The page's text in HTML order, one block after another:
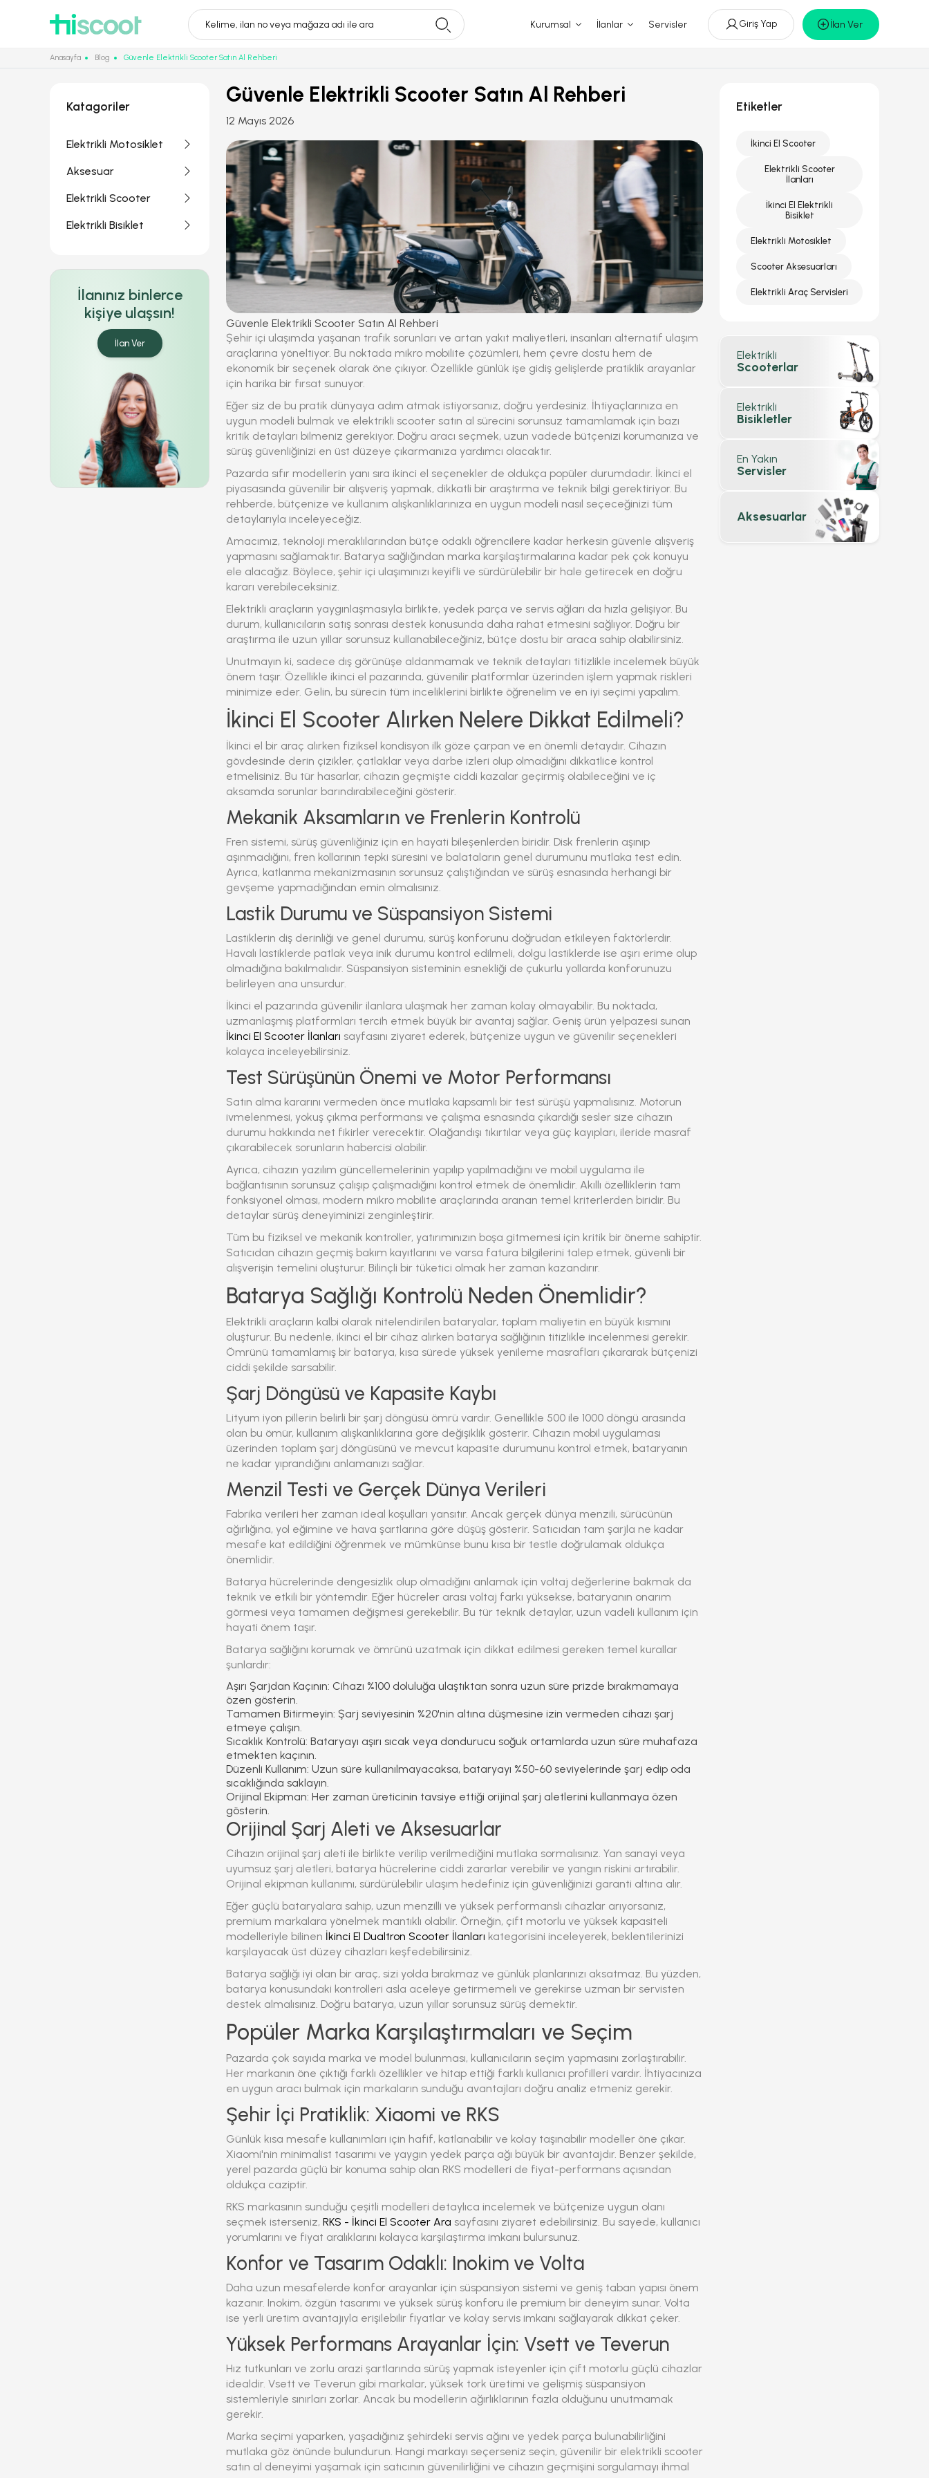
Kelime, ilan no veya mağaza adı ile ara Kurumsal İlanlar Servisler Giriş Yap İlan Ver
Anasayfa Blog Güvenle Elektrikli Scooter Satın Al Rehberi
Katagoriler
Elektrikli Motosiklet
Aksesuar
Elektrikli Scooter
Elektrikli Bisiklet
İlanınız binlerce
kişiye ulaşsın!
İlan Ver
Güvenle Elektrikli Scooter Satın Al Rehberi
12 Mayıs 2026
Güvenle Elektrikli Scooter Satın Al Rehberi
Şehir içi ulaşımda yaşanan trafik sorunları ve artan yakıt maliyetleri, insanları alternatif ulaşım
araçlarına yöneltiyor. Bu noktada mikro mobilite çözümleri, hem çevre dostu hem de
ekonomik bir seçenek olarak öne çıkıyor. Özellikle günlük işe gidiş gelişlerde pratiklik arayanlar
için harika bir fırsat sunuyor.
Eğer siz de bu pratik dünyaya adım atmak istiyorsanız, doğru yerdesiniz. İhtiyaçlarınıza en
uygun modeli bulmak ve elektrikli scooter satın al sürecini sorunsuz tamamlamak için bazı
kritik detayları bilmeniz gerekiyor. Doğru aracı seçmek, uzun vadede bütçenizi korumanıza ve
sürüş güvenliğinizi en üst düzeye çıkarmanıza yardımcı olacaktır.
Pazarda sıfır modellerin yanı sıra ikinci el seçenekler de oldukça popüler durumdadır. İkinci el
piyasasında güvenilir bir alışveriş yapmak, dikkatli bir araştırma ve teknik bilgi gerektiriyor. Bu
rehberde, bütçenize ve kullanım alışkanlıklarınıza en uygun modeli nasıl seçeceğinizi tüm
detaylarıyla inceleyeceğiz.
Amacımız, teknoloji meraklılarından bütçe odaklı öğrencilere kadar herkesin güvenle alışveriş
yapmasını sağlamaktır. Batarya sağlığından marka karşılaştırmalarına kadar pek çok konuyu
ele alacağız. Böylece, şehir içi ulaşımınızı keyifli ve sürdürülebilir bir hale getirecek en doğru
kararı verebileceksiniz.
Elektrikli araçların yaygınlaşmasıyla birlikte, yedek parça ve servis ağları da hızla gelişiyor. Bu
durum, kullanıcıların satış sonrası destek konusunda daha rahat etmesini sağlıyor. Doğru bir
araştırma ile uzun yıllar sorunsuz kullanabileceğiniz, bütçe dostu bir araca sahip olabilirsiniz.
Unutmayın ki, sadece dış görünüşe aldanmamak ve teknik detayları titizlikle incelemek büyük
önem taşır. Özellikle ikinci el pazarında, güvenilir platformlar üzerinden işlem yapmak riskleri
minimize eder. Gelin, bu sürecin tüm inceliklerini birlikte öğrenelim ve en iyi seçimi yapalım.
İkinci El Scooter Alırken Nelere Dikkat Edilmeli?
İkinci el bir araç alırken fiziksel kondisyon ilk göze çarpan ve en önemli detaydır. Cihazın
gövdesinde derin çizikler, çatlaklar veya darbe izleri olup olmadığını dikkatlice kontrol
etmelisiniz. Bu tür hasarlar, cihazın geçmişte ciddi kazalar geçirmiş olabileceğini ve iç
aksamda sorunlar barındırabileceğini gösterir.
Mekanik Aksamların ve Frenlerin Kontrolü
Fren sistemi, sürüş güvenliğiniz için en hayati bileşenlerden biridir. Disk frenlerin aşınıp
aşınmadığını, fren kollarının tepki süresini ve balataların genel durumunu mutlaka test edin.
Ayrıca, katlanma mekanizmasının sorunsuz çalıştığından ve sürüş esnasında herhangi bir
gevşeme yapmadığından emin olmalısınız.
Lastik Durumu ve Süspansiyon Sistemi
Lastiklerin diş derinliği ve genel durumu, sürüş konforunu doğrudan etkileyen faktörlerdir.
Havalı lastiklerde patlak veya inik durumu kontrol edilmeli, dolgu lastiklerde ise aşırı erime olup
olmadığına bakılmalıdır. Süspansiyon sisteminin esnekliği de çukurlu yollarda konforunuzu
belirleyen ana unsurdur.
İkinci el pazarında güvenilir ilanlara ulaşmak her zaman kolay olmayabilir. Bu noktada,
uzmanlaşmış platformları tercih etmek büyük bir avantaj sağlar. Geniş ürün yelpazesi sunan
İkinci El Scooter İlanları sayfasını ziyaret ederek, bütçenize uygun ve güvenilir seçenekleri
kolayca inceleyebilirsiniz.
Test Sürüşünün Önemi ve Motor Performansı
Satın alma kararını vermeden önce mutlaka kapsamlı bir test sürüşü yapmalısınız. Motorun
ivmelenmesi, yokuş çıkma performansı ve çalışma esnasında çıkardığı sesler size cihazın
durumu hakkında net fikirler verecektir. Olağandışı tıkırtılar veya güç kayıpları, ileride masraf
çıkarabilecek sorunların habercisi olabilir.
Ayrıca, cihazın yazılım güncellemelerinin yapılıp yapılmadığını ve mobil uygulama ile
bağlantısının sorunsuz çalışıp çalışmadığını kontrol etmek de önemlidir. Akıllı özelliklerin tam
fonksiyonel olması, modern mikro mobilite araçlarında aranan temel kriterlerden biridir. Bu
detaylar sürüş deneyiminizi zenginleştirir.
Tüm bu fiziksel ve mekanik kontroller, yatırımınızın boşa gitmemesi için kritik bir öneme sahiptir.
Satıcıdan cihazın geçmiş bakım kayıtlarını ve varsa fatura bilgilerini talep etmek, güvenli bir
alışverişin temelini oluşturur. Bilinçli bir tüketici olmak her zaman kazandırır.
Batarya Sağlığı Kontrolü Neden Önemlidir?
Elektrikli araçların kalbi olarak nitelendirilen bataryalar, toplam maliyetin en büyük kısmını
oluşturur. Bu nedenle, ikinci el bir cihaz alırken batarya sağlığının titizlikle incelenmesi gerekir.
Ömrünü tamamlamış bir batarya, kısa sürede yüksek yenileme masrafları çıkararak bütçenizi
ciddi şekilde sarsabilir.
Şarj Döngüsü ve Kapasite Kaybı
Lityum iyon pillerin belirli bir şarj döngüsü ömrü vardır. Genellikle 500 ile 1000 döngü arasında
olan bu ömür, kullanım alışkanlıklarına göre değişiklik gösterir. Cihazın mobil uygulaması
üzerinden toplam şarj döngüsünü ve mevcut kapasite durumunu kontrol etmek, bataryanın
ne kadar yıprandığını anlamanızı sağlar.
Menzil Testi ve Gerçek Dünya Verileri
Fabrika verileri her zaman ideal koşulları yansıtır. Ancak gerçek dünya menzili, sürücünün
ağırlığına, yol eğimine ve hava şartlarına göre düşüş gösterir. Satıcıdan tam şarjla ne kadar
mesafe kat edildiğini öğrenmek ve mümkünse bunu kısa bir testle doğrulamak oldukça
önemlidir.
Batarya hücrelerinde dengesizlik olup olmadığını anlamak için voltaj değerlerine bakmak da
teknik ve etkili bir yöntemdir. Eğer hücreler arası voltaj farkı yüksekse, bataryanın onarım
görmesi veya tamamen değişmesi gerekebilir. Bu tür teknik detaylar, uzun vadeli kullanım için
hayati önem taşır.
Batarya sağlığını korumak ve ömrünü uzatmak için dikkat edilmesi gereken temel kurallar
şunlardır:
Aşırı Şarjdan Kaçının: Cihazı %100 doluluğa ulaştıktan sonra uzun süre prizde bırakmamaya
özen gösterin.
Tamamen Bitirmeyin: Şarj seviyesinin %20'nin altına düşmesine izin vermeden cihazı şarj
etmeye çalışın.
Sıcaklık Kontrolü: Bataryayı aşırı sıcak veya dondurucu soğuk ortamlarda uzun süre muhafaza
etmekten kaçının.
Düzenli Kullanım: Uzun süre kullanılmayacaksa, bataryayı %50-60 seviyelerinde şarj edip oda
sıcaklığında saklayın.
Orijinal Ekipman: Her zaman üreticinin tavsiye ettiği orijinal şarj aletlerini kullanmaya özen
gösterin.
Orijinal Şarj Aleti ve Aksesuarlar
Cihazın orijinal şarj aleti ile birlikte verilip verilmediğini mutlaka sormalısınız. Yan sanayi veya
uyumsuz şarj aletleri, batarya hücrelerine ciddi zararlar verebilir ve yangın riskini artırabilir.
Orijinal ekipman kullanımı, sürdürülebilir ulaşım hedefiniz için güvenliğinizi garanti altına alır.
Eğer güçlü bataryalara sahip, uzun menzilli ve yüksek performanslı cihazlar arıyorsanız,
premium markalara yönelmek mantıklı olabilir. Örneğin, çift motorlu ve yüksek kapasiteli
modelleriyle bilinen İkinci El Dualtron Scooter İlanları kategorisini inceleyerek, beklentilerinizi
karşılayacak üst düzey cihazları keşfedebilirsiniz.
Batarya sağlığı iyi olan bir araç, sizi yolda bırakmaz ve günlük planlarınızı aksatmaz. Bu yüzden,
batarya konusundaki kontrolleri asla aceleye getirmemeli ve gerekirse uzman bir servisten
destek almalısınız. Doğru batarya, uzun yıllar sorunsuz sürüş demektir.
Popüler Marka Karşılaştırmaları ve Seçim
Pazarda çok sayıda marka ve model bulunması, kullanıcıların seçim yapmasını zorlaştırabilir.
Her markanın öne çıktığı farklı özellikler ve hitap ettiği farklı kullanıcı profilleri vardır. İhtiyacınıza
en uygun aracı bulmak için markaların sunduğu avantajları doğru analiz etmeniz gerekir.
Şehir İçi Pratiklik: Xiaomi ve RKS
Günlük kısa mesafe kullanımları için hafif, katlanabilir ve kolay taşınabilir modeller öne çıkar.
Xiaomi'nin minimalist tasarımı ve yaygın yedek parça ağı büyük bir avantajdır. Benzer şekilde,
yerel pazarda güçlü bir konuma sahip olan RKS modelleri de fiyat-performans açısından
oldukça caziptir.
RKS markasının sunduğu çeşitli modelleri detaylıca incelemek ve bütçenize uygun olanı
seçmek isterseniz, RKS - İkinci El Scooter Ara sayfasını ziyaret edebilirsiniz. Bu sayede, kullanıcı
yorumlarını ve fiyat aralıklarını kolayca karşılaştırma imkanı bulursunuz.
Konfor ve Tasarım Odaklı: Inokim ve Volta
Daha uzun mesafelerde konfor arayanlar için süspansiyon sistemi ve geniş taban yapısı önem
kazanır. Inokim, özgün tasarımı ve yüksek sürüş konforu ile premium bir deneyim sunar. Volta
ise yerli üretim avantajıyla erişilebilir fiyatlar ve kolay servis imkanı sağlayarak dikkat çeker.
Yüksek Performans Arayanlar İçin: Vsett ve Teverun
Hız tutkunları ve zorlu arazi şartlarında sürüş yapmak isteyenler için çift motorlu güçlü cihazlar
idealdir. Vsett ve Teverun gibi markalar, yüksek tork üretimi ve gelişmiş süspansiyon
sistemleriyle sınırları zorlar. Ancak bu modellerin ağırlıklarının fazla olduğunu unutmamak
gerekir.
Marka seçimi yaparken, yaşadığınız şehirdeki servis ağını ve yedek parça bulunabilirliğini
mutlaka göz önünde bulundurun. Hangi markayı seçerseniz seçin, güvenilir bir elektrikli scooter
satın al deneyimi yaşamak için satıcının güvenilirliğini ve cihazın geçmişini sorgulamayı ihmal
Etiketler
İkinci El Scooter
Elektrikli Scooter
İlanları
İkinci El Elektrikli
Bisiklet
Elektrikli Motosiklet
Scooter Aksesuarları
Elektrikli Araç Servisleri
Elektrikli
Scooterlar
Elektrikli
Bisikletler
En Yakın
Servisler
Aksesuarlar